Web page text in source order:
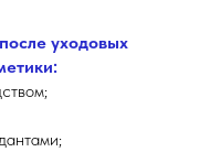
уходовых